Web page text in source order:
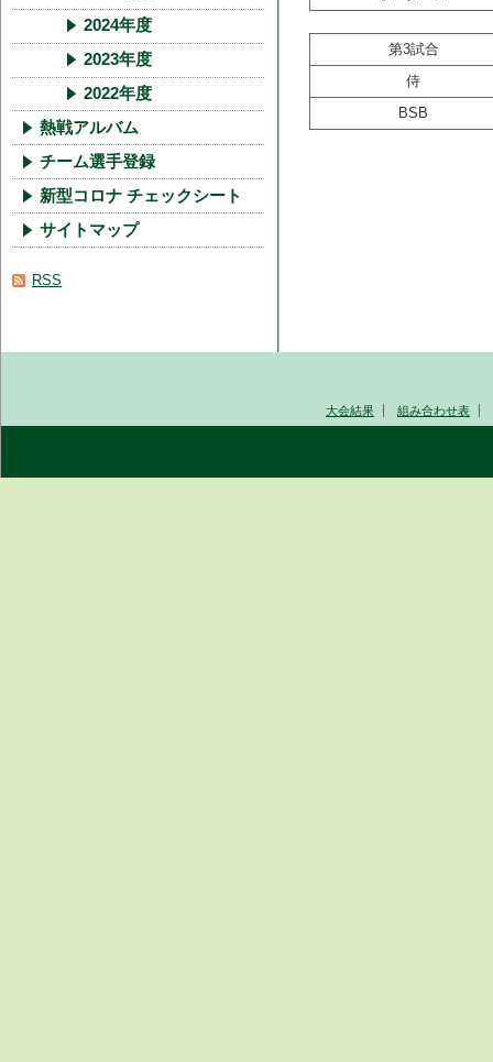
第3試合
侍
BSB
2024年度
2023年度
2022年度
熱戦アルバム
チーム選手登録
新型コロナ チェックシート
サイトマップ
RSS
大会結果 組み合わせ表